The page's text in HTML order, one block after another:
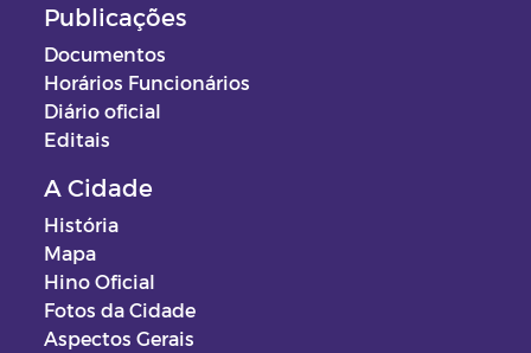
Publicações
Documentos
Horários Funcionários
Diário oficial
Editais
A Cidade
História
Mapa
Hino Oficial
Fotos da Cidade
Aspectos Gerais